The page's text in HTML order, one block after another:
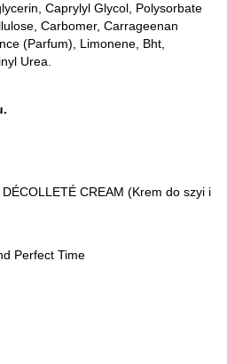
Caprylyl Glycol, Polysorbate
Carbomer, Carrageenan
(Parfum), Limonene, Bht,
Urea.
DÉCOLLETÉ CREAM (Krem do szyi i
Perfect Time